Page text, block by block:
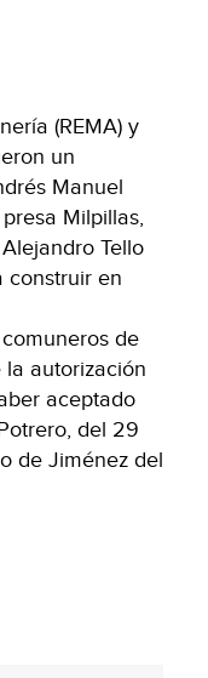
(REMA) y
un
Manuel
Milpillas,
Tello
construir en
de
la autorización
aceptado
del 29
de Jiménez del